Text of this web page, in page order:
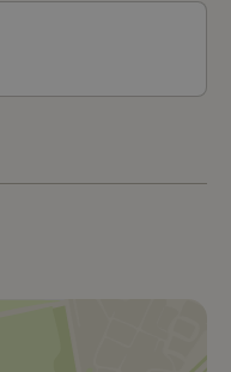
de vogelboulevard.
elk jaar een
verrekijker en wie
het strand! Maar
is watersporrt.
van de